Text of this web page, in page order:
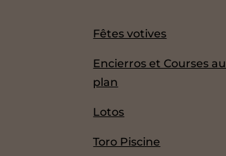
Fêtes votives
Encierros et Courses au
plan
Lotos
Toro Piscine